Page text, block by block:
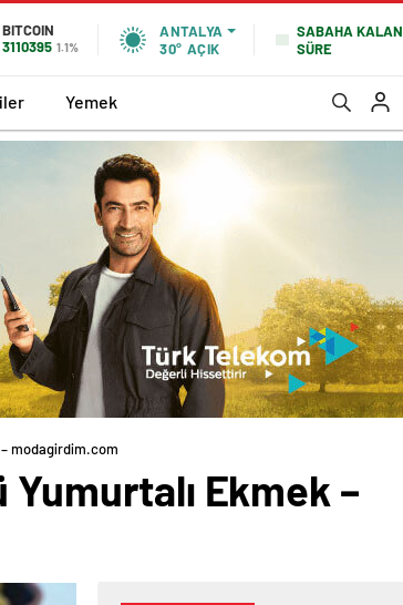
BITCOIN
3110395 1.1%
ANTALYA
30° AÇIK
SABAHA KALAN
SÜRE
Yemek
modagirdim.com
Ekmek –